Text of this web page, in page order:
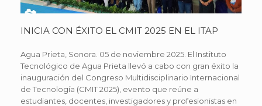
INICIA CON ÉXITO EL CMIT 2025 EN EL ITAP
Agua Prieta, Sonora. 05 de noviembre 2025. El Instituto
Tecnológico de Agua Prieta llevó a cabo con gran éxito la
inauguración del Congreso Multidisciplinario Internacional
de Tecnología (CMIT 2025), evento que reúne a
estudiantes, docentes, investigadores y profesionistas en